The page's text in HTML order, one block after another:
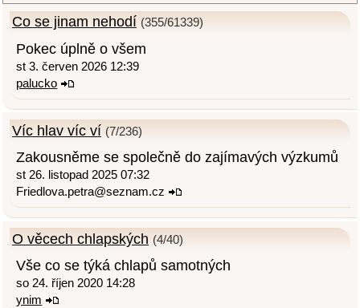
Co se jinam nehodí (355/61339)
Pokec úplně o všem
st 3. červen 2026 12:39
palucko
Víc hlav víc ví (7/236)
Zakousněme se společně do zajímavých výzkumů
st 26. listopad 2025 07:32
Friedlova.petra@seznam.cz
O věcech chlapských (4/40)
Vše co se týká chlapů samotných
so 24. říjen 2020 14:28
ynim